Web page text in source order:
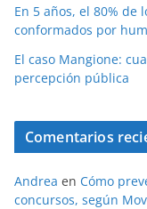
En 5 años, el 80% de
conformados por
El caso Mangione:
percepción pública
Comentarios
Andrea en Cómo
concursos, según